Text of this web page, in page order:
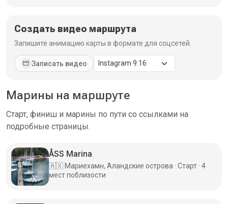
Создать видео маршрута
Запишите анимацию карты в формате для соцсетей.
movie Записать видео
Марины на маршруте
Старт, финиш и марины по пути со ссылками на
подробные страницы.
ÅSS Marina
🇦🇽Мариехамн, Аландские острова · Старт · 4
мест поблизости